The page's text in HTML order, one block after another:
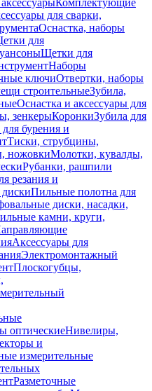
Комплектующие
для сварки,
Оснастка, наборы
для
Щетки для
Наборы
ключиОтвертки, наборы
строительныеЗубила,
Оснастка и аксессуары для
зенкерыКоронкиЗубила для
бурения и
Тиски, струбцины,
ножовкиМолотки, кувалды,
Рубанки, рашпили
резания и
Пильные полотна для
диски, насадки,
камни, круги,
Аксессуары для
Электромонтажный
Плоскогубцы,
оптическиеНивелиры,
и
измерительные
Разметочные